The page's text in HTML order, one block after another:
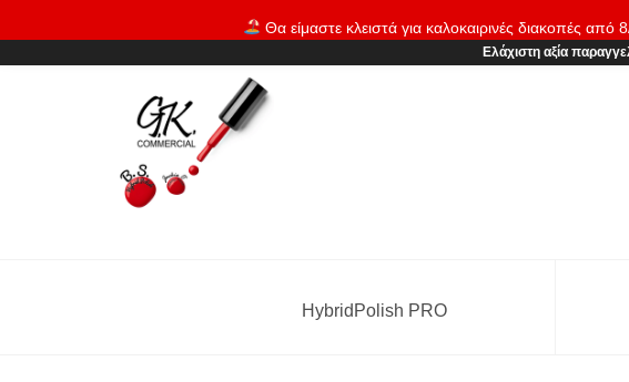
Θα είμαστε κλειστά για καλοκαιρινές διακοπές
Ελάχιστη αξία
HybridPolish PRO